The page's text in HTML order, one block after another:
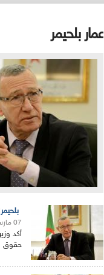
عمار بلحيمر
07 مارس 2021
أكد
حقوق